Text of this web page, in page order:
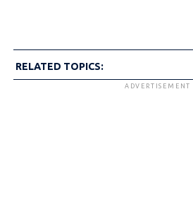
RELATED TOPICS:
ADVERTISEMENT